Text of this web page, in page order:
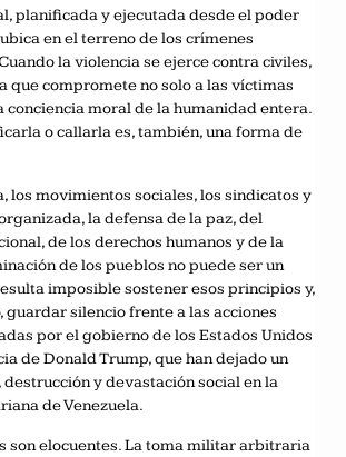
planificada y ejecutada desde el poder
en el terreno de los crímenes
la violencia se ejerce contra civiles,
que compromete no solo a las víctimas
conciencia moral de la humanidad entera.
o callarla es, también, una forma de
los movimientos sociales, los sindicatos y
la defensa de la paz, del
de los derechos humanos y de la
de los pueblos no puede ser un
imposible sostener esos principios y,
guardar silencio frente a las acciones
por el gobierno de los Estados Unidos
de Donald Trump, que han dejado un
y devastación social en la
de Venezuela.
son elocuentes. La toma militar arbitraria